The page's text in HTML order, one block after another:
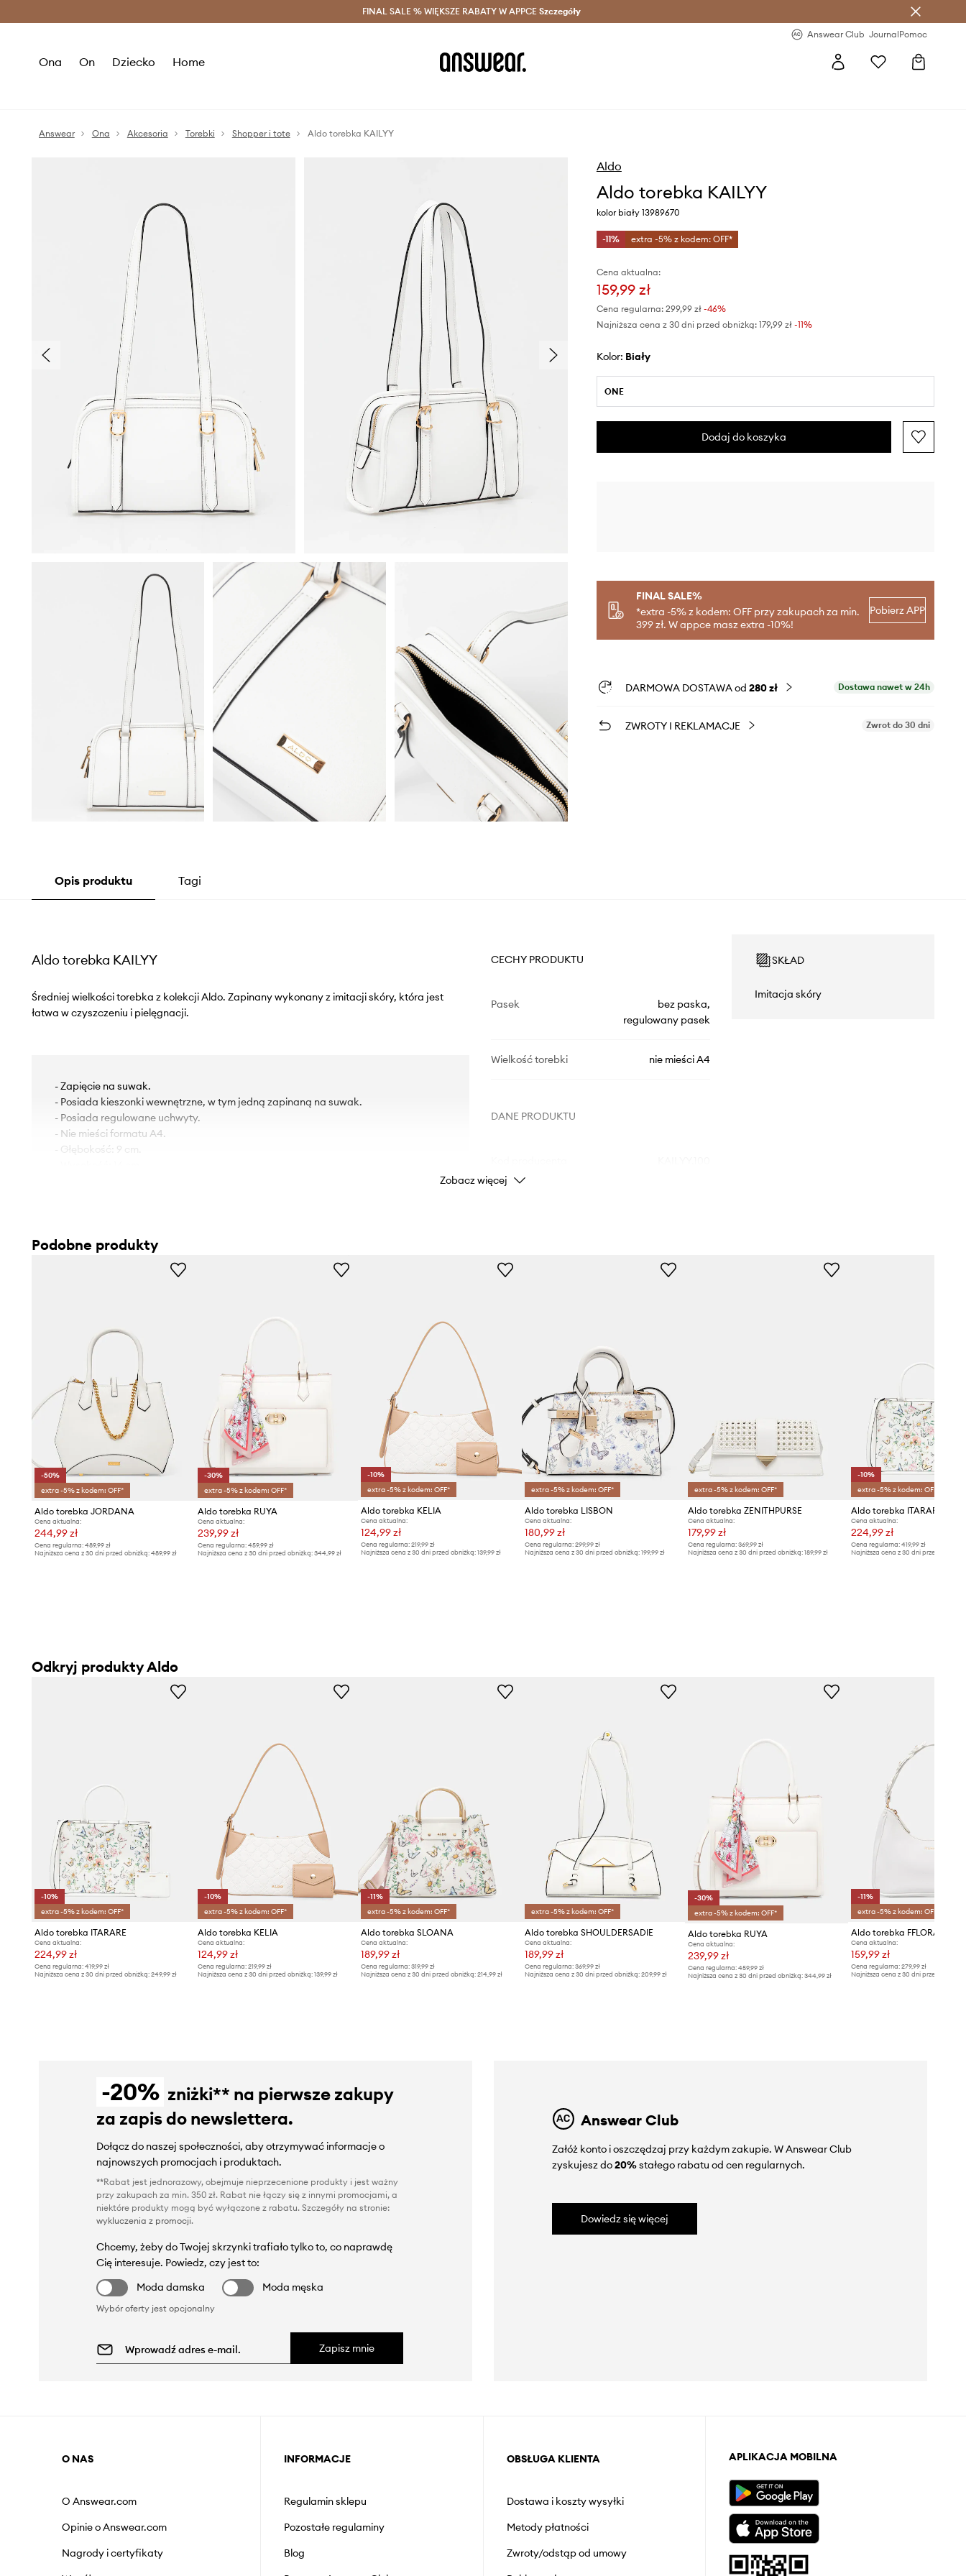
Oszczędzaj z Answear Club > Dostawa nawet w 24h >
FINAL SALE % WIĘKSZE RABATY W APPCE Szczegóły
Answear Club JournalPomoc
Ona On Dziecko Home
Answear Ona Akcesoria Torebki Shopper i tote Aldo torebka KAILYY
Aldo
Aldo torebka KAILYY
kolor biały 13989670
-11% extra -5% z kodem: OFF*
Cena aktualna:
159,99 zł
Cena regularna: 299,99 zł-46%
Najniższa cena z 30 dni przed obniżką: 179,99 zł -11%
Kolor: biały
ONE
Dodaj do koszyka
FINAL SALE%
*extra -5% z kodem: OFF przy zakupach za min.
399 zł. W appce masz extra -10%!
Pobierz APP
DARMOWA DOSTAWA od 280 zł Dostawa nawet w 24h
ZWROTY I REKLAMACJE Zwrot do 30 dni
Opis produktu Tagi
Aldo torebka KAILYY
Średniej wielkości torebka z kolekcji Aldo. Zapinany wykonany z imitacji skóry, która jest
łatwa w czyszczeniu i pielęgnacji.
- Zapięcie na suwak.
- Posiada kieszonki wewnętrzne, w tym jedną zapinaną na suwak.
- Posiada regulowane uchwyty.
- Nie mieści formatu A4.
- Głębokość: 9 cm.
CECHY PRODUKTU
Pasek
bez paska,
regulowany pasek
Wielkość torebki nie mieści A4
DANE PRODUKTU
Producent
SKŁAD
Imitacja skóry
Zobacz więcej
Podobne produkty
-50%
extra -5% z kodem: OFF*
Aldo torebka JORDANA
Cena aktualna:
244,99 zł
Cena regularna: 489,99 zł
Najniższa cena z 30 dni przed obniżką: 489,99 zł
-30%
extra -5% z kodem: OFF*
Aldo torebka RUYA
Cena aktualna:
239,99 zł
Cena regularna:459,99 zł
Najniższa cena z 30 dni przed obniżką:344,99 zł
-10%
extra -5% z kodem: OFF*
Aldo torebka KELIA
Cena aktualna:
124,99 zł
Cena regularna: 219,99 zł
Najniższa cena z 30 dni przed obniżką: 139,99 zł
extra -5% z kodem: OFF*
Aldo torebka LISBON
Cena aktualna:
180,99 zł
Cena regularna: 299,99 zł
Najniższa cena z 30 dni przed obniżką: 199,99 zł
extra -5% z kodem: OFF*
Aldo torebka ZENITHPURSE
Cena aktualna:
179,99 zł
Cena regularna:369,99 zł
Najniższa cena z 30 dni przed obniżką:189,99 zł
-10%
extra -5% z kodem: OFF*
Aldo torebka ITARARE
Cena aktualna:
224,99 zł
Cena regularna: 419,99 zł
Najniższa cena z 30 dni przed obniżką:
Odkryj produkty Aldo
-10%
extra -5% z kodem: OFF*
Aldo torebka ITARARE
Cena aktualna:
224,99 zł
Cena regularna: 419,99 zł
Najniższa cena z 30 dni przed obniżką: 249,99 zł
-10%
extra -5% z kodem: OFF*
Aldo torebka KELIA
Cena aktualna:
124,99 zł
Cena regularna:219,99 zł
Najniższa cena z 30 dni przed obniżką:139,99 zł
-11%
extra -5% z kodem: OFF*
Aldo torebka SLOANA
Cena aktualna:
189,99 zł
Cena regularna: 319,99 zł
Najniższa cena z 30 dni przed obniżką: 214,99 zł
extra -5% z kodem: OFF*
Aldo torebka SHOULDERSADIE
Cena aktualna:
189,99 zł
Cena regularna: 369,99 zł
Najniższa cena z 30 dni przed obniżką: 209,99 zł
-30%
extra -5% z kodem: OFF*
Aldo torebka RUYA
Cena aktualna:
239,99 zł
Cena regularna:459,99 zł
Najniższa cena z 30 dni przed obniżką:344,99 zł
-11%
extra -5% z kodem: OFF*
Aldo torebka FFLORALINE
Cena aktualna:
159,99 zł
Cena regularna: 279,99 zł
Najniższa cena z 30 dni przed obniżką:
-20% zniżki** na pierwsze zakupy
za zapis do newslettera.
Dołącz do naszej społeczności, aby otrzymywać informacje o
najnowszych promocjach i produktach.
**Rabat jest jednorazowy, obejmuje nieprzecenione produkty i jest ważny
przy zakupach za min. 350 zł. Rabat nie łączy się z innymi promocjami, a
niektóre produkty mogą być wyłączone z rabatu. Szczegóły na stronie:
wykluczenia z promocji.
Chcemy, żeby do Twojej skrzynki trafiało tylko to, co naprawdę
Cię interesuje. Powiedz, czy jest to:
Moda damska
Moda męska
Wybór oferty jest opcjonalny
Zapisz mnie
Answear Club
Załóż konto i oszczędzaj przy każdym zakupie. W Answear Club
zyskujesz do20%stałego rabatu od cen regularnych.
Dowiedz się więcej
O NAS
O Answear.com
Opinie o Answear.com
Nagrody i certyfikaty
INFORMACJE
Regulamin sklepu
Pozostałe regulaminy
Blog
OBSŁUGA KLIENTA
Dostawa i koszty wysyłki
Metody płatności
Zwroty/odstąp od umowy
APLIKACJA MOBILNA